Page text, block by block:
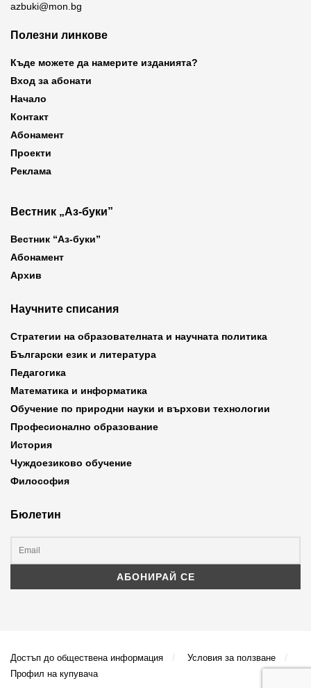
azbuki@mon.bg
Полезни линкове
Къде можете да намерите изданията?
Вход за абонати
Начало
Контакт
Абонамент
Проекти
Реклама
Вестник „Аз-буки”
Вестник “Аз-буки”
Абонамент
Архив
Научните списания
Стратегии на образователната и научната политика
Български език и литература
Педагогика
Математика и информатика
Обучение по природни науки и върхови технологии
Професионално образование
История
Чуждоезиково обучение
Философия
Бюлетин
Достъп до обществена информация
Условия за ползване
Профил на купувача